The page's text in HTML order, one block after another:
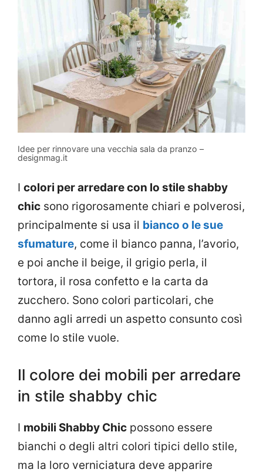
Idee per rinnovare una vecchia sala da pranzo –
designmag.it
I colori per arredare con lo stile shabby
chic sono rigorosamente chiari e polverosi,
principalmente si usa il bianco o le sue
sfumature, come il bianco panna, l’avorio,
e poi anche il beige, il grigio perla, il
tortora, il rosa confetto e la carta da
zucchero. Sono colori particolari, che
danno agli arredi un aspetto consunto così
come lo stile vuole.
Il colore dei mobili per arredare
in stile shabby chic
I mobili Shabby Chic possono essere
bianchi o degli altri colori tipici dello stile,
ma la loro verniciatura deve apparire